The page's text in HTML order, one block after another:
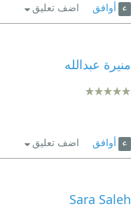
أوافق اضف تعليق
منيرة عبدالله
أوافق اضف تعليق
Sara Saleh